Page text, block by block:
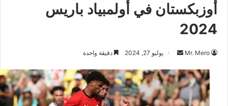
أوزبكستان في أولمبياد باريس
2024
Mr. Mero
أرسل
إلكترونيا
يوليو 27, 2024 دقيقة واحدة